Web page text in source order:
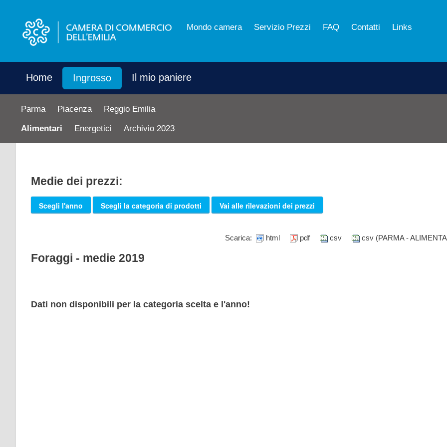
Mondo camera Servizio Prezzi FAQ Contatti Links
Home Ingrosso Il mio paniere
Parma Piacenza Reggio Emilia
Alimentari Energetici Archivio 2023
Medie dei prezzi:
Scegli l'anno Scegli la categoria di prodotti Vai alle rilevazioni dei prezzi
Scarica: html pdf csv csv (PARMA -
Foraggi - medie 2019
Dati non disponibili per la categoria scelta e l'anno!